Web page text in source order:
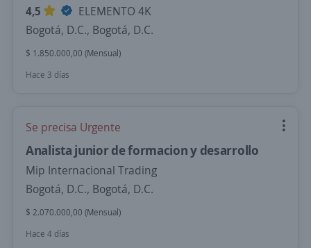
4,5
ELEMENTO 4K
Bogotá, D.C., Bogotá, D.C.
$ 1.850.000,00 (Mensual)
Hace 3 días
Se precisa Urgente
Analista junior de formacion y desarrollo
Mip Internacional Trading
Bogotá, D.C., Bogotá, D.C.
$ 2.070.000,00 (Mensual)
Hace 4 días